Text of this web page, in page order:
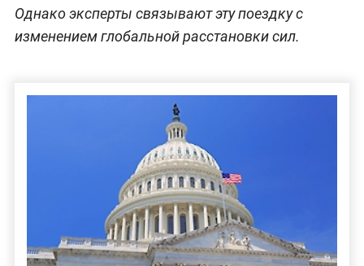
Однако эксперты связывают эту поездку с
изменением глобальной расстановки сил.